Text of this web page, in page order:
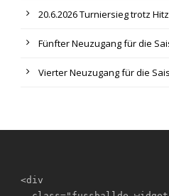
20.6.2026 Turniersieg trotz
Fünfter Neuzugang für die
Vierter Neuzugang für die
<div